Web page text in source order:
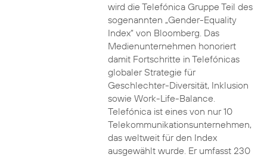
wird die Telefónica Gruppe Teil des
sogenannten „Gender-Equality
Index“ von Bloomberg. Das
Medienunternehmen honoriert
damit Fortschritte in Telefónicas
globaler Strategie für
Geschlechter-Diversität, Inklusion
sowie Work-Life-Balance.
Telefónica ist eines von nur 10
Telekommunikationsunternehmen,
das weltweit für den Index
ausgewählt wurde. Er umfasst 230